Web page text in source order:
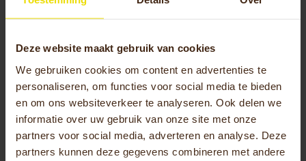
Deze website maakt gebruik van cookies
We gebruiken cookies om content en advertenties te
personaliseren, om functies voor social media te bieden
en om ons websiteverkeer te analyseren. Ook delen we
informatie over uw gebruik van onze site met onze
partners voor social media, adverteren en analyse. Deze
partners kunnen deze gegevens combineren met andere
serviceovereenkomsten kosten meer maar bieden
garantie op het frame, wat de hogere
onderhoudskosten op lange termijn.
Hoe kun je een duofiets financieren
of via verzekering vergoeden?